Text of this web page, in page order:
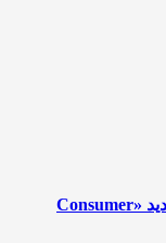
قابل اعتمادترین برندهای موبایل / رتبه‌بندی جدید «Consumer